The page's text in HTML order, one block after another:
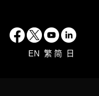
EN 繁 简 日